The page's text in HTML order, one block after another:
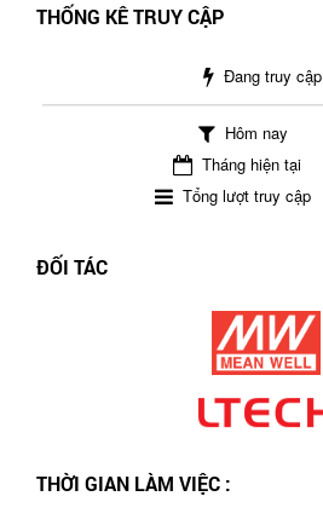
THỐNG KÊ TRUY CẬP
Đang truy cập
Hôm nay
Tháng hiện tại
Tổng lượt truy cập
ĐỐI TÁC
THỜI GIAN LÀM VIỆC :